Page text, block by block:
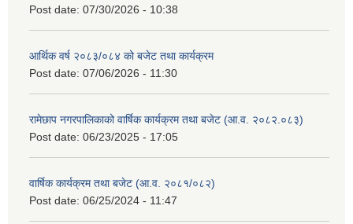
Post date: 07/30/2026 - 10:38
आर्थिक वर्ष २०८३/०८४ को बजेट तथा कार्यक्रम
Post date: 07/06/2026 - 11:30
रामेछाप नगरपालिकाको वार्षिक कार्यक्रम तथा बजेट (आ.व. २०८२.०८३)
Post date: 06/23/2025 - 17:05
वार्षिक कार्यक्रम तथा बजेट (आ.व. २०८१/०८२)
Post date: 06/25/2024 - 11:47